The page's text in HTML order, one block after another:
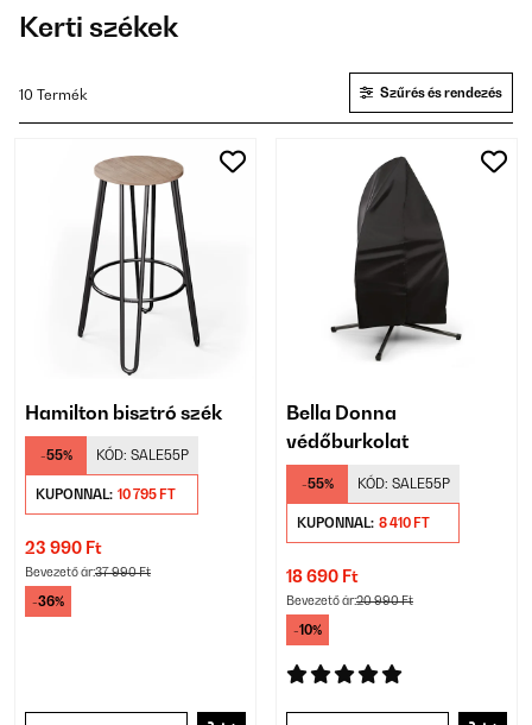
Kerti székek
10 Termék Szűrés és rendezés
Hamilton bisztró szék
-55% KÓD: SALE55P
KUPONNAL: 10 795 FT
23 990 Ft
Bevezető ár:37 990 Ft
-36%
Bella Donna
védőburkolat
-55% KÓD: SALE55P
KUPONNAL: 8 410 FT
18 690 Ft
Bevezető ár:20 990 Ft
-10%